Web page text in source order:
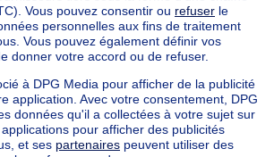
maisons hors de la Belgique
France
Maison à vendre Espagne
Italie
Maison à vendre Luxembourg
à vendre Pays-bas
chèrsMaison à vendre pas cher
à louer pas cher
biens à louer avec chambres
à vendre avec 3 chambres